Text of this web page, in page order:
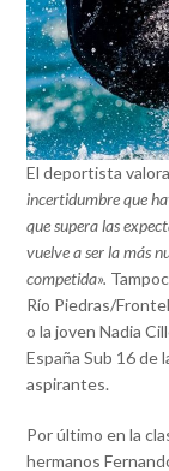
El deportista
incertidumbre que
que supera las
vuelve a ser la más
competida».
Río Piedras/
o la joven Nadia
España Sub 16 de
aspirantes.
Por último en la
hermanos